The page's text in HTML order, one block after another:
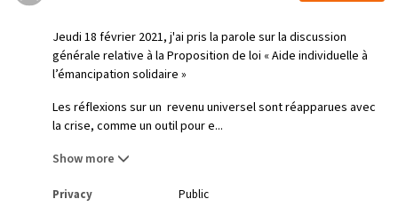
Jeudi 18 février 2021, j'ai pris la parole sur la discussion
générale relative à la Proposition de loi « Aide individuelle à
l’émancipation solidaire »
Les réflexions sur un revenu universel sont réapparues avec
la crise, comme un outil pour e...
Show more
Privacy
Public